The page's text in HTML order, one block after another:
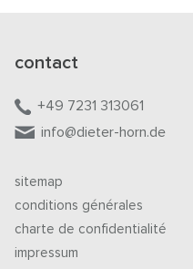
contact
+49 7231 313061
info@dieter-horn.de
sitemap
conditions générales
charte de confidentialité
impressum